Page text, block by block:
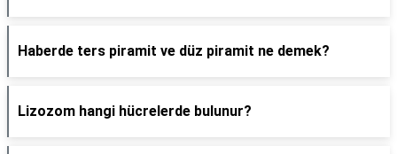
Haberde ters piramit ve düz piramit ne demek?
Lizozom hangi hücrelerde bulunur?